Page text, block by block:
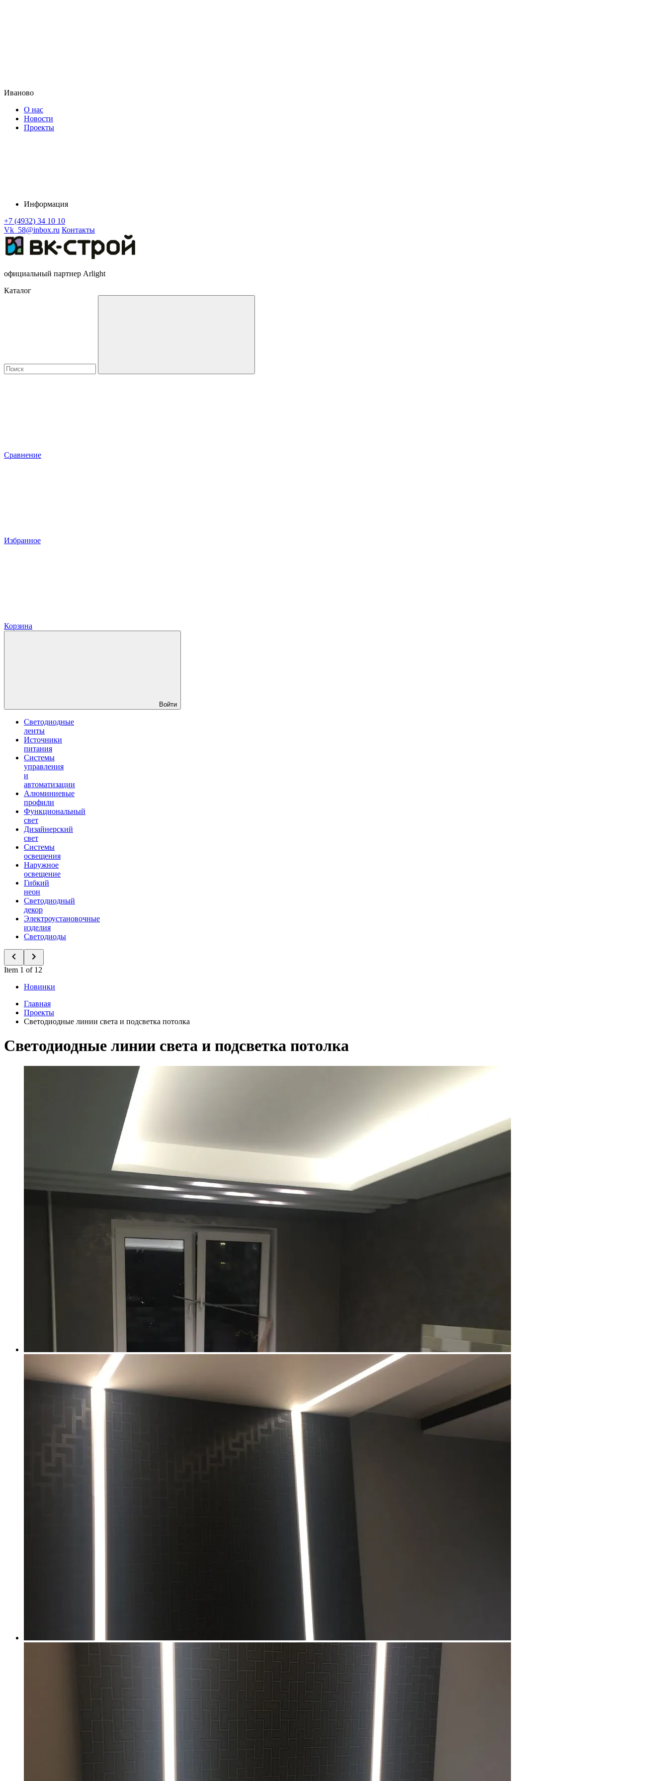
Иваново
О нас
Новости
Проекты
Информация
+7 (4932) 34 10 10
Vk_58@inbox.ru Контакты
официальный партнер Arlight
Каталог
Сравнение
Избранное
Корзина
Войти
Светодиодные
ленты
Источники
питания
Системы
управления
и
автоматизации
Алюминиевые
профили
Функциональный
свет
Дизайнерский
свет
Системы
освещения
Наружное
освещение
Гибкий
неон
Светодиодный
декор
Электроустановочные
изделия
Светодиоды
Item 1 of 12
Новинки
Главная
Проекты
Светодиодные линии света и подсветка потолка
Светодиодные линии света и подсветка потолка